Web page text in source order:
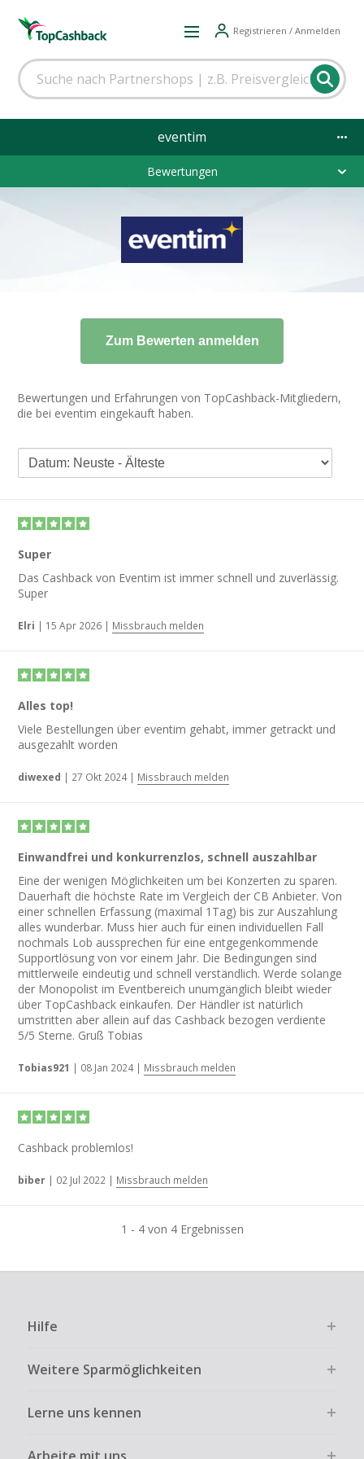
Registrieren / Anmelden
eventim
Bewertungen
Bewertungen und Erfahrungen von TopCashback-Mitgliedern,
die bei eventim eingekauft haben.
Super
Das Cashback von Eventim ist immer schnell und zuverlässig.
Super
Elri | 15 Apr 2026 | Missbrauch melden
Alles top!
Viele Bestellungen über eventim gehabt, immer getrackt und
ausgezahlt worden
diwexed | 27 Okt 2024 | Missbrauch melden
Einwandfrei und konkurrenzlos, schnell auszahlbar
Eine der wenigen Möglichkeiten um bei Konzerten zu sparen.
Dauerhaft die höchste Rate im Vergleich der CB Anbieter. Von
einer schnellen Erfassung (maximal 1Tag) bis zur Auszahlung
alles wunderbar. Muss hier auch für einen individuellen Fall
nochmals Lob aussprechen für eine entgegenkommende
Supportlösung von vor einem Jahr. Die Bedingungen sind
mittlerweile eindeutig und schnell verständlich. Werde solange
der Monopolist im Eventbereich unumgänglich bleibt wieder
über TopCashback einkaufen. Der Händler ist natürlich
umstritten aber allein auf das Cashback bezogen verdiente
5/5 Sterne. Gruß Tobias
Tobias921 | 08 Jan 2024 | Missbrauch melden
Cashback problemlos!
biber | 02 Jul 2022 | Missbrauch melden
1 - 4 von 4 Ergebnissen
Hilfe
Weitere Sparmöglichkeiten
Lerne uns kennen